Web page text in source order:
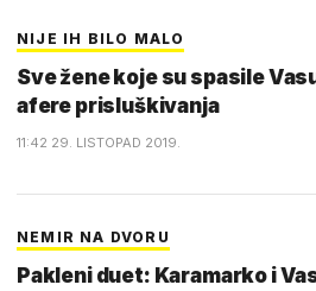
NIJE IH BILO MALO
Sve žene koje su spasile
afere prisluškivanja
11:42 29. LISTOPAD 2019.
NEMIR NA DVORU
Pakleni duet: Karamarko i